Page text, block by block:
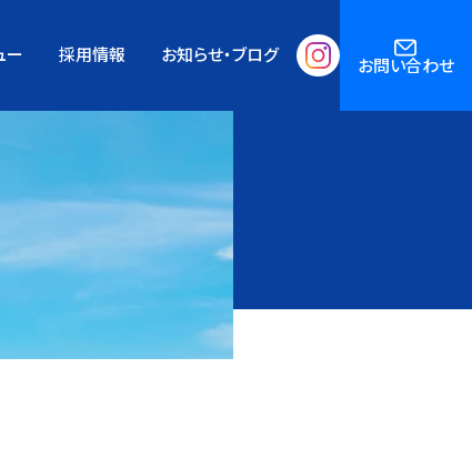
ー 採用情報 お知らせ・ブログ お問い合わせ